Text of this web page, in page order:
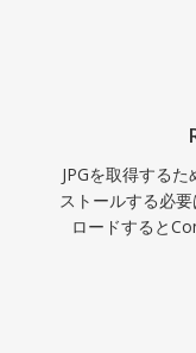
JPGを取得する
ストールする必
ロードすると